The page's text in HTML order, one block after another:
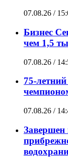
07.08.26 /
Бизнес
чем 1,5
07.08.26 /
75-
07.08.26 /
Завершен